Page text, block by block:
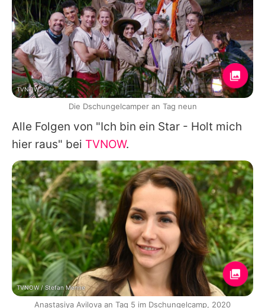
Alle Folgen von "Ich bin ein Star - Holt mich
hier raus" bei TVNOW.
TVNOW
Die Dschungelcamper an Tag neun
TVNOW / Stefan Menne
Anastasiya Avilova an Tag 5 im Dschungelcamp, 2020